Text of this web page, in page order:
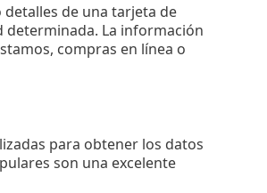
de una tarjeta de
determinada. La información
compras en línea o
para obtener los datos
son una excelente